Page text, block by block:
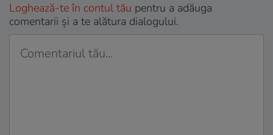
Loghează-te în contul tău pentru a adăuga
comentarii și a te alătura dialogului.